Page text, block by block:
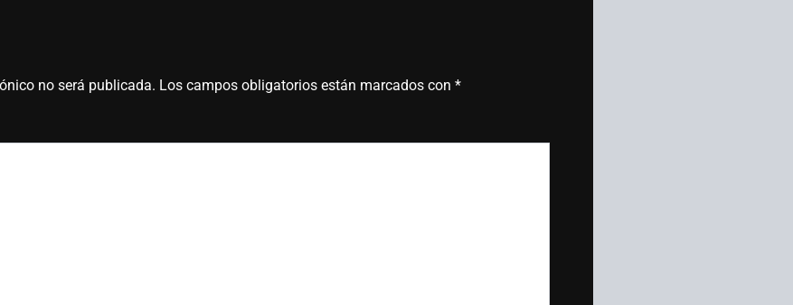
no será publicada. Los campos obligatorios están marcados con *